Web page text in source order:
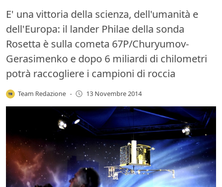
E' una vittoria della scienza, dell'umanità e
dell'Europa: il lander Philae della sonda
Rosetta è sulla cometa 67P/Churyumov-
Gerasimenko e dopo 6 miliardi di chilometri
potrà raccogliere i campioni di roccia
Team Redazione - 13 Novembre 2014